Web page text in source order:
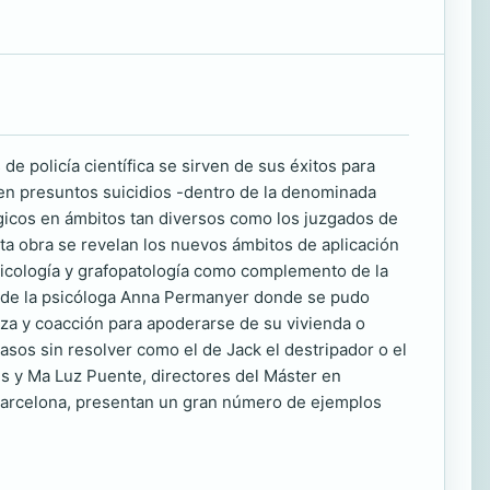
policía científica se sirven de sus éxitos para
presuntos suicidios -dentro de la denominada
en ámbitos tan diversos como los juzgados de
obra se revelan los nuevos ámbitos de aplicación
y grafopatología como complemento de la
la psicóloga Anna Permanyer donde se pudo
y coacción para apoderarse de su vivienda o
sin resolver como el de Jack el destripador o el
y Ma Luz Puente, directores del Máster en
presentan un gran número de ejemplos